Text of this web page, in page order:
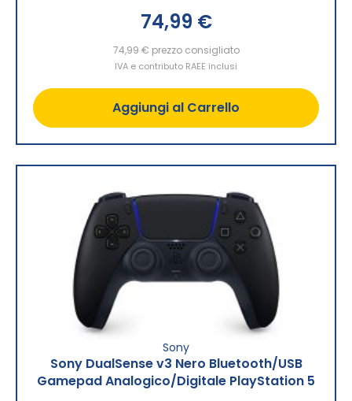
74,99 €
74,99 € prezzo consigliato
IVA e contributo RAEE inclusi
Aggiungi al Carrello
Sony
Sony DualSense v3 Nero Bluetooth/USB
Gamepad Analogico/Digitale PlayStation 5